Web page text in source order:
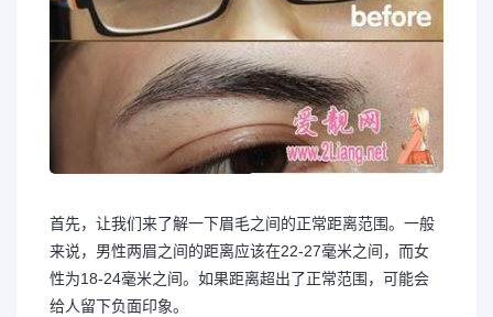
首先，让我们来了解一下眉毛之间的正常距离范围。一般
来说，男性两眉之间的距离应该在22-27毫米之间，而女
性为18-24毫米之间。如果距离超出了正常范围，可能会
给人留下负面印象。